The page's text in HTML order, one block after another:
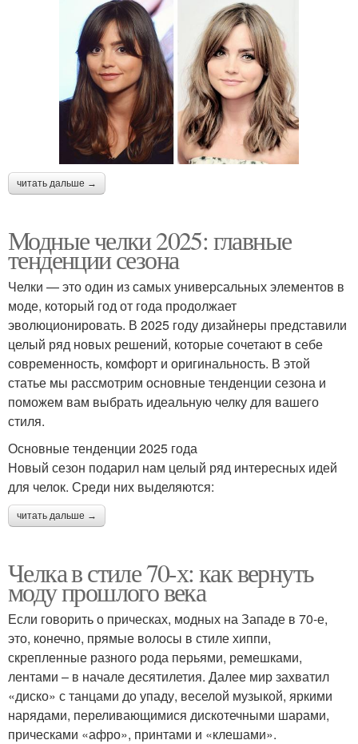
читать дальше →
Модные челки 2025: главные
тенденции сезона
Челки — это один из самых универсальных элементов в
моде, который год от года продолжает
эволюционировать. В 2025 году дизайнеры представили
целый ряд новых решений, которые сочетают в себе
современность, комфорт и оригинальность. В этой
статье мы рассмотрим основные тенденции сезона и
поможем вам выбрать идеальную челку для вашего
стиля.
Основные тенденции 2025 года
Новый сезон подарил нам целый ряд интересных идей
для челок. Среди них выделяются:
читать дальше →
Челка в стиле 70-х: как вернуть
моду прошлого века
Если говорить о прическах, модных на Западе в 70-е,
это, конечно, прямые волосы в стиле хиппи,
скрепленные разного рода перьями, ремешками,
лентами – в начале десятилетия. Далее мир захватил
«диско» с танцами до упаду, веселой музыкой, яркими
нарядами, переливающимися дискотечными шарами,
прическами «афро», принтами и «клешами».